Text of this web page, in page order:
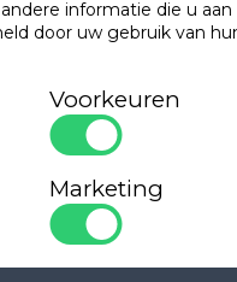
PRIJS
informatie die u
door uw gebruik van
Voorkeuren
Marketing